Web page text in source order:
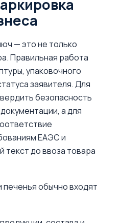
— это не только
Правильная работа
упаковочного
заявителя. Для
безопасность
а для
ЕАЭС и
текст до ввоза товара
печенья обычно входят